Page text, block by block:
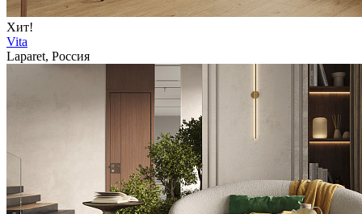
Хит!
Vita
Laparet, Россия